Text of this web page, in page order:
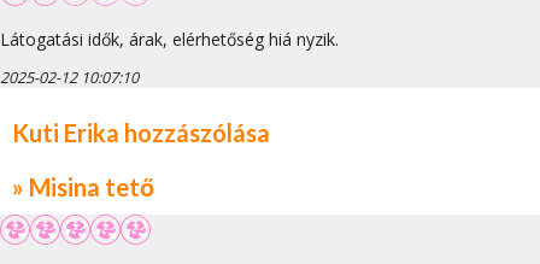
Látogatási idők, árak, elérhetőség hiá nyzik.
2025-02-12 10:07:10
Kuti Erika hozzászólása
» Misina tető